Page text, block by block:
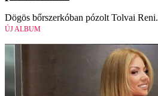
Dögös bőrszerkóban pózolt Tolvai Reni.
ÚJ ALBUM